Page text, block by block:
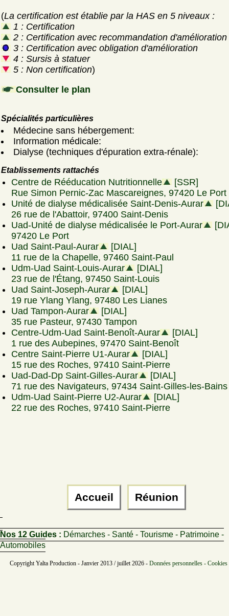
(La certification est établie par la HAS en 5 niveaux :
1 : Certification
2 : Certification avec recommandation d'amélioration
3 : Certification avec obligation d'amélioration
4 : Sursis à statuer
5 : Non certification)
Consulter le plan
Spécialités particulières
Médecine sans hébergement:
Information médicale:
Dialyse (techniques d'épuration extra-rénale):
Etablissements rattachés
Centre de Rééducation Nutritionnelle
[SSR]
Rue Simon Pernic-Zac Mascareignes, 97420 Le Port
Unité de dialyse médicalisée Saint-Denis-Aurar
26 rue de l'Abattoir, 97400 Saint-Denis
Uad-Unité de dialyse médicalisée le Port-Aurar
97420 Le Port
Uad Saint-Paul-Aurar
[DIAL]
11 rue de la Chapelle, 97460 Saint-Paul
Udm-Uad Saint-Louis-Aurar
[DIAL]
23 rue de l'Étang, 97450 Saint-Louis
Uad Saint-Joseph-Aurar
[DIAL]
19 rue Ylang Ylang, 97480 Les Lianes
Uad Tampon-Aurar
[DIAL]
35 rue Pasteur, 97430 Tampon
Centre-Udm-Uad Saint-Benoît-Aurar
[DIAL]
1 rue des Aubepines, 97470 Saint-Benoît
Centre Saint-Pierre U1-Aurar
[DIAL]
15 rue des Roches, 97410 Saint-Pierre
Uad-Dad-Dp Saint-Gilles-Aurar
[DIAL]
71 rue des Navigateurs, 97434 Saint-Gilles-les-Bains
Udm-Uad Saint-Pierre U2-Aurar
[DIAL]
22 rue des Roches, 97410 Saint-Pierre
Accueil Réunion
Nos 12 Guides : Démarches - Santé - Tourisme - Patrimoine -
Automobiles
Copyright Yalta Production - Janvier 2013 / juillet 2026 - Données personnelles -